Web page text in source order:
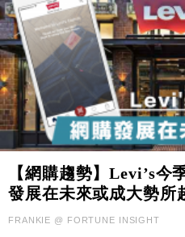
11:40
財經｜黑石傳再籌逾
Google晶片
10:57
財經｜美商務部擬擴
25%
18:15
本地｜新世界K11 9
定高消費客群
17:40
財經｜本港6月零售
最強
16:33
財經｜滙控重啟最多
50%
元以下
【網購趨勢】Levi’s
發展在未來或成大勢所
FRANKIE @ FORTUNE INSIGHT